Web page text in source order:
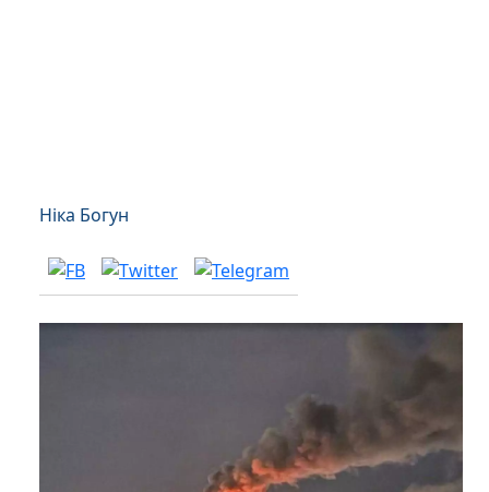
Ніка Богун